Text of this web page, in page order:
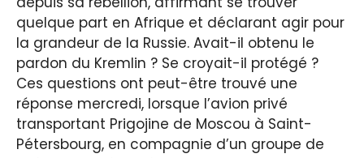
quelque part en Afrique et déclarant agir pour
la grandeur de la Russie. Avait-il obtenu le
pardon du Kremlin ? Se croyait-il protégé ?
Ces questions ont peut-être trouvé une
réponse mercredi, lorsque l’avion privé
transportant Prigojine de Moscou à Saint-
Pétersbourg, en compagnie d’un groupe de